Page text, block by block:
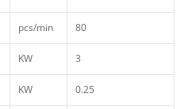
pcs/min 80
KW 3
KW 0.25